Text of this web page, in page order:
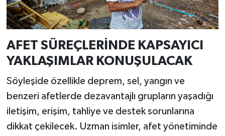
AFET SÜREÇLERİNDE KAPSAYICI
YAKLAŞIMLAR KONUŞULACAK
Söyleşide özellikle deprem, sel, yangın ve
benzeri afetlerde dezavantajlı grupların yaşadığı
iletişim, erişim, tahliye ve destek sorunlarına
dikkat çekilecek. Uzman isimler, afet yönetiminde